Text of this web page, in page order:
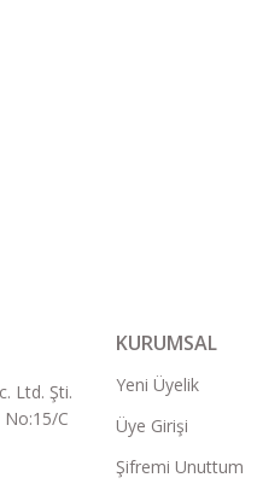
Ltd. Şti.
No:15/C
KURUMSAL
Yeni Üyelik
Üye Girişi
Şifremi Unuttum